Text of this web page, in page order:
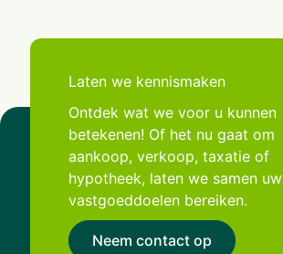
Laten we kennismaken
Ontdek wat we voor u kunnen
betekenen! Of het nu gaat om
aankoop, verkoop, taxatie of
hypotheek, laten we samen uw
vastgoeddoelen bereiken.
Neem contact op